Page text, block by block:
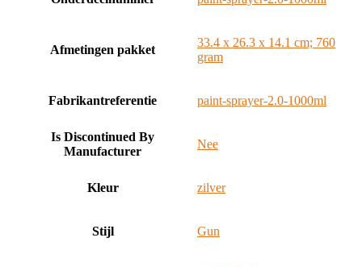
Afmetingen pakket
‎33.4 x 26.3 x 14.1 cm; 760
gram
Fabrikantreferentie ‎paint-sprayer-2.0-1000ml
Is Discontinued By
Manufacturer
‎Nee
Kleur ‎zilver
Stijl ‎Gun